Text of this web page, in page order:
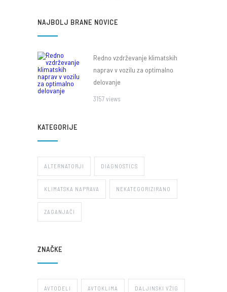
NAJBOLJ BRANE NOVICE
Redno vzdrževanje klimatskih
naprav v vozilu za optimalno
delovanje
3157 views
KATEGORIJE
ALTERNATORJI DIAGNOSTICS
KLIMATSKA NAPRAVA NEKATEGORIZIRANO
ZAGANJAČI
ZNAČKE
AVTODELI AVTOKLIMA DALJINSKI VŽIG